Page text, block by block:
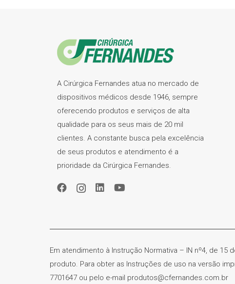
A Cirúrgica Fernandes atua no mercado de
dispositivos médicos desde 1946, sempre
oferecendo produtos e serviços de alta
qualidade para os seus mais de 20 mil
clientes. A constante busca pela excelência
de seus produtos e atendimento é a
prioridade da Cirúrgica Fernandes.
Em atendimento à Instrução Normativa – IN nº4, de
produto. Para obter as Instruções de uso na versão
7701647 ou pelo e-mail produtos@cfernandes.com.br